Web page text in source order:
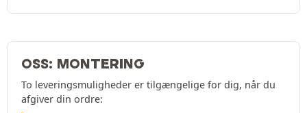
OSS: MONTERING
To leveringsmuligheder er tilgængelige for dig, når du
afgiver din ordre: